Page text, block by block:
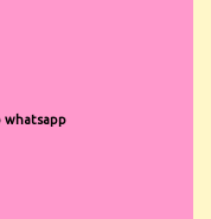
whatsapp